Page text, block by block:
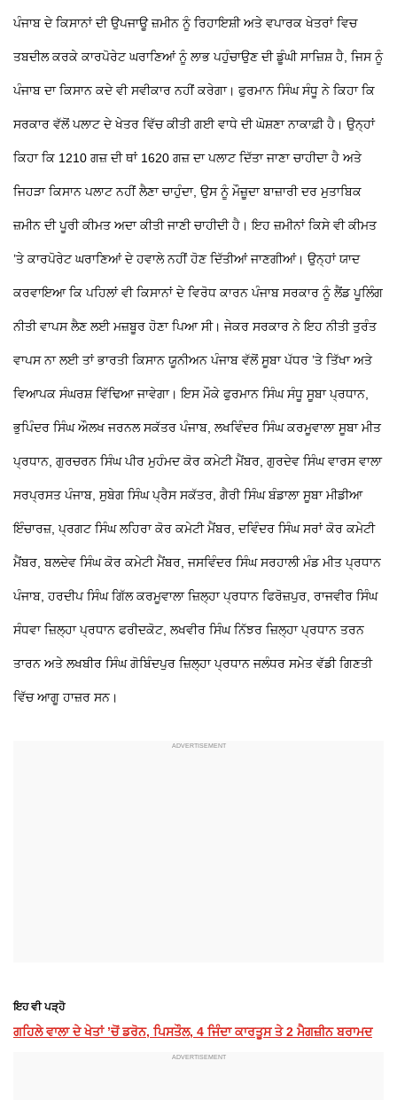
ਪੰਜਾਬ ਦੇ ਕਿਸਾਨਾਂ ਦੀ ਉਪਜਾਊ ਜ਼ਮੀਨ ਨੂੰ ਰਿਹਾਇਸ਼ੀ ਅਤੇ ਵਪਾਰਕ ਖੇਤਰਾਂ ਵਿਚ
ਤਬਦੀਲ ਕਰਕੇ ਕਾਰਪੋਰੇਟ ਘਰਾਣਿਆਂ ਨੂੰ ਲਾਭ ਪਹੁੰਚਾਉਣ ਦੀ ਡੂੰਘੀ ਸਾਜ਼ਿਸ਼ ਹੈ, ਜਿਸ ਨੂੰ
ਪੰਜਾਬ ਦਾ ਕਿਸਾਨ ਕਦੇ ਵੀ ਸਵੀਕਾਰ ਨਹੀਂ ਕਰੇਗਾ। ਫੁਰਮਾਨ ਸਿੰਘ ਸੰਧੂ ਨੇ ਕਿਹਾ ਕਿ
ਸਰਕਾਰ ਵੱਲੋਂ ਪਲਾਟ ਦੇ ਖੇਤਰ ਵਿੱਚ ਕੀਤੀ ਗਈ ਵਾਧੇ ਦੀ ਘੋਸ਼ਣਾ ਨਾਕਾਫ਼ੀ ਹੈ। ਉਨ੍ਹਾਂ
ਕਿਹਾ ਕਿ 1210 ਗਜ਼ ਦੀ ਥਾਂ 1620 ਗਜ਼ ਦਾ ਪਲਾਟ ਦਿੱਤਾ ਜਾਣਾ ਚਾਹੀਦਾ ਹੈ ਅਤੇ
ਜਿਹੜਾ ਕਿਸਾਨ ਪਲਾਟ ਨਹੀਂ ਲੈਣਾ ਚਾਹੁੰਦਾ, ਉਸ ਨੂੰ ਮੌਜ਼ੂਦਾ ਬਾਜ਼ਾਰੀ ਦਰ ਮੁਤਾਬਿਕ
ਜ਼ਮੀਨ ਦੀ ਪੂਰੀ ਕੀਮਤ ਅਦਾ ਕੀਤੀ ਜਾਣੀ ਚਾਹੀਦੀ ਹੈ। ਇਹ ਜ਼ਮੀਨਾਂ ਕਿਸੇ ਵੀ ਕੀਮਤ
’ਤੇ ਕਾਰਪੋਰੇਟ ਘਰਾਣਿਆਂ ਦੇ ਹਵਾਲੇ ਨਹੀਂ ਹੋਣ ਦਿੱਤੀਆਂ ਜਾਣਗੀਆਂ। ਉਨ੍ਹਾਂ ਯਾਦ
ਕਰਵਾਇਆ ਕਿ ਪਹਿਲਾਂ ਵੀ ਕਿਸਾਨਾਂ ਦੇ ਵਿਰੋਧ ਕਾਰਨ ਪੰਜਾਬ ਸਰਕਾਰ ਨੂੰ ਲੈਂਡ ਪੂਲਿੰਗ
ਨੀਤੀ ਵਾਪਸ ਲੈਣ ਲਈ ਮਜ਼ਬੂਰ ਹੋਣਾ ਪਿਆ ਸੀ। ਜੇਕਰ ਸਰਕਾਰ ਨੇ ਇਹ ਨੀਤੀ ਤੁਰੰਤ
ਵਾਪਸ ਨਾ ਲਈ ਤਾਂ ਭਾਰਤੀ ਕਿਸਾਨ ਯੂਨੀਅਨ ਪੰਜਾਬ ਵੱਲੋਂ ਸੂਬਾ ਪੱਧਰ ’ਤੇ ਤਿੱਖਾ ਅਤੇ
ਵਿਆਪਕ ਸੰਘਰਸ਼ ਵਿੱਢਿਆ ਜਾਵੇਗਾ। ਇਸ ਮੌਕੇ ਫੁਰਮਾਨ ਸਿੰਘ ਸੰਧੂ ਸੂਬਾ ਪ੍ਰਧਾਨ,
ਭੁਪਿੰਦਰ ਸਿੰਘ ਔਲਖ ਜਰਨਲ ਸਕੱਤਰ ਪੰਜਾਬ, ਲਖਵਿੰਦਰ ਸਿੰਘ ਕਰਮੂਵਾਲਾ ਸੂਬਾ ਮੀਤ
ਪ੍ਰਧਾਨ, ਗੁਰਚਰਨ ਸਿੰਘ ਪੀਰ ਮੁਹੰਮਦ ਕੋਰ ਕਮੇਟੀ ਮੈਂਬਰ, ਗੁਰਦੇਵ ਸਿੰਘ ਵਾਰਸ ਵਾਲਾ
ਸਰਪ੍ਰਸਤ ਪੰਜਾਬ, ਸੁਬੇਗ ਸਿੰਘ ਪ੍ਰੈਸ ਸਕੱਤਰ, ਗੈਰੀ ਸਿੰਘ ਬੰਡਾਲਾ ਸੂਬਾ ਮੀਡੀਆ
ਇੰਚਾਰਜ਼, ਪ੍ਰਗਟ ਸਿੰਘ ਲਹਿਰਾ ਕੋਰ ਕਮੇਟੀ ਮੈਂਬਰ, ਦਵਿੰਦਰ ਸਿੰਘ ਸਰਾਂ ਕੋਰ ਕਮੇਟੀ
ਮੈਂਬਰ, ਬਲਦੇਵ ਸਿੰਘ ਕੋਰ ਕਮੇਟੀ ਮੈਂਬਰ, ਜਸਵਿੰਦਰ ਸਿੰਘ ਸਰਹਾਲੀ ਮੰਡ ਮੀਤ ਪ੍ਰਧਾਨ
ਪੰਜਾਬ, ਹਰਦੀਪ ਸਿੰਘ ਗਿੱਲ ਕਰਮੂਵਾਲਾ ਜ਼ਿਲ੍ਹਾ ਪ੍ਰਧਾਨ ਫਿਰੋਜ਼ਪੁਰ, ਰਾਜਵੀਰ ਸਿੰਘ
ਸੰਧਵਾ ਜ਼ਿਲ੍ਹਾ ਪ੍ਰਧਾਨ ਫਰੀਦਕੋਟ, ਲਖਵੀਰ ਸਿੰਘ ਨਿੱਝਰ ਜ਼ਿਲ੍ਹਾ ਪ੍ਰਧਾਨ ਤਰਨ
ਤਾਰਨ ਅਤੇ ਲਖਬੀਰ ਸਿੰਘ ਗੋਬਿੰਦਪੁਰ ਜ਼ਿਲ੍ਹਾ ਪ੍ਰਧਾਨ ਜਲੰਧਰ ਸਮੇਤ ਵੱਡੀ ਗਿਣਤੀ
ਵਿੱਚ ਆਗੂ ਹਾਜ਼ਰ ਸਨ।
ਇਹ ਵੀ ਪੜ੍ਹੋ
ਗਹਿਲੇ ਵਾਲਾ ਦੇ ਖੇਤਾਂ ’ਚੋਂ ਡਰੋਨ, ਪਿਸਤੌਲ, 4 ਜਿੰਦਾ ਕਾਰਤੂਸ ਤੇ 2 ਮੈਗਜ਼ੀਨ ਬਰਾਮਦ